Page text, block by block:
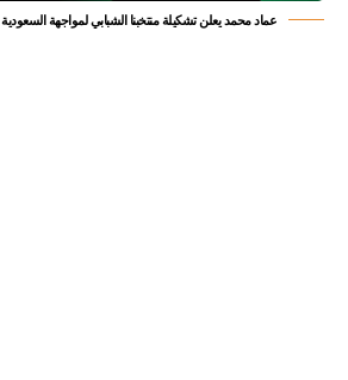
عماد محمد يعلن تشكيلة منتخبنا الشبابي لمواجهة السعودية